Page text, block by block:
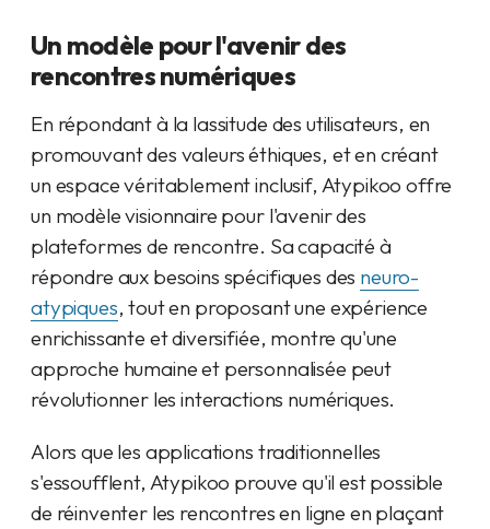
Un modèle pour l'avenir des
rencontres numériques
En répondant à la lassitude des utilisateurs, en
promouvant des valeurs éthiques, et en créant
un espace véritablement inclusif, Atypikoo offre
un modèle visionnaire pour l'avenir des
plateformes de rencontre. Sa capacité à
répondre aux besoins spécifiques des neuro-
atypiques, tout en proposant une expérience
enrichissante et diversifiée, montre qu'une
approche humaine et personnalisée peut
révolutionner les interactions numériques.
Alors que les applications traditionnelles
s'essoufflent, Atypikoo prouve qu'il est possible
de réinventer les rencontres en ligne en plaçant